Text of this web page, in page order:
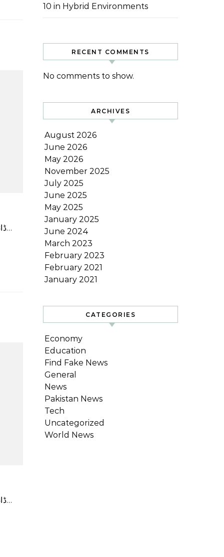
ڈانس کرنے والی انٹرنیٹ سنسنیشن عائشہ مانو، جو کلاسک گانے پر اپنے وائرل ڈانس پرفارمنس سے شہرت حاصل کر گئی…
ڈانس کرنے والی انٹرنیٹ سنسنیشن عائشہ مانو، جو کلاسک گانے پر اپنے وائرل ڈانس پرفارمنس سے شہرت حاصل کر گئی…
10 in Hybrid Environments
RECENT COMMENTS
No comments to show.
ARCHIVES
August 2026
June 2026
May 2026
November 2025
July 2025
June 2025
May 2025
January 2025
June 2024
March 2023
February 2023
February 2021
January 2021
CATEGORIES
Economy
Education
Find Fake News
General
News
Pakistan News
Tech
Uncategorized
World News